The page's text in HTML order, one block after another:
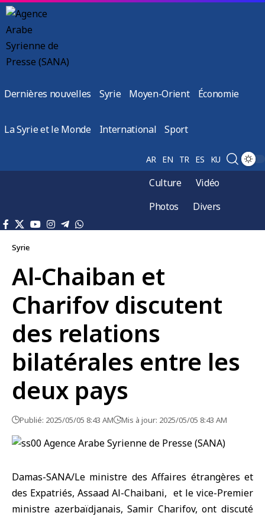
Dernières nouvelles Syrie Moyen-Orient Économie
La Syrie et le Monde International Sport
AR EN TR ES KU
Culture
Vidéo
Photos
Divers
Syrie
Al-Chaiban et
Charifov discutent
des relations
bilatérales entre les
deux pays
Publié: 2025/05/05 8:43 AM Mis à jour: 2025/05/05 8:43 AM
Damas-SANA/Le ministre des Affaires étrangères et
des Expatriés, Assaad Al-Chaibani, et le vice-Premier
ministre azerbaïdjanais, Samir Charifov, ont discuté